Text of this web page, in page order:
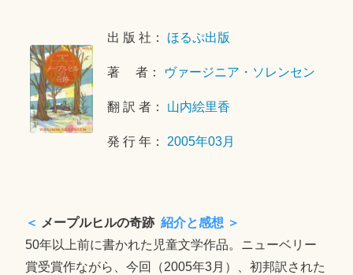
出 版 社： ほるぷ出版
著 者： ヴァージニア・ソレンセン
翻 訳 者： 山内絵里香
発 行 年： 2005年03月
＜ メープルヒルの奇跡紹介と感想 ＞
50年以上前に書かれた児童文学作品。ニューベリー
賞受賞作ながら、今回（2005年3月）、初邦訳された
年
4
月
2
6